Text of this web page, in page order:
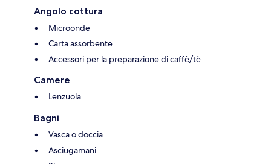
Angolo cottura
Microonde
Carta assorbente
Accessori per la preparazione di caffè/tè
Camere
Lenzuola
Bagni
Vasca o doccia
Asciugamani